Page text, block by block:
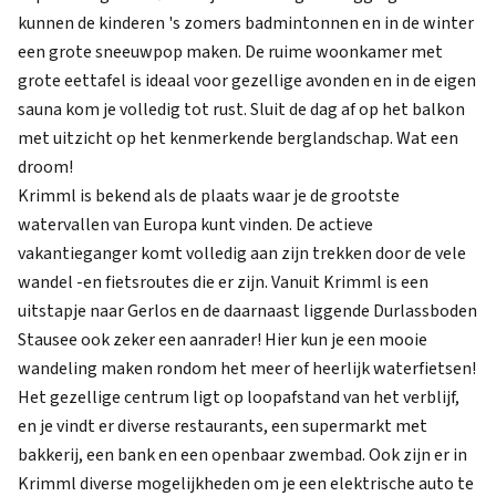
kunnen de kinderen 's zomers badmintonnen en in de winter
een grote sneeuwpop maken. De ruime woonkamer met
grote eettafel is ideaal voor gezellige avonden en in de eigen
sauna kom je volledig tot rust. Sluit de dag af op het balkon
met uitzicht op het kenmerkende berglandschap. Wat een
droom!
Krimml is bekend als de plaats waar je de grootste
watervallen van Europa kunt vinden. De actieve
vakantieganger komt volledig aan zijn trekken door de vele
wandel -en fietsroutes die er zijn. Vanuit Krimml is een
uitstapje naar Gerlos en de daarnaast liggende Durlassboden
Stausee ook zeker een aanrader! Hier kun je een mooie
wandeling maken rondom het meer of heerlijk waterfietsen!
Het gezellige centrum ligt op loopafstand van het verblijf,
en je vindt er diverse restaurants, een supermarkt met
bakkerij, een bank en een openbaar zwembad. Ook zijn er in
Krimml diverse mogelijkheden om je een elektrische auto te